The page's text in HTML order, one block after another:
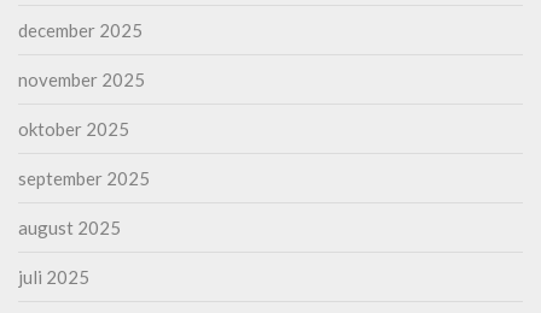
december 2025
november 2025
oktober 2025
september 2025
august 2025
juli 2025